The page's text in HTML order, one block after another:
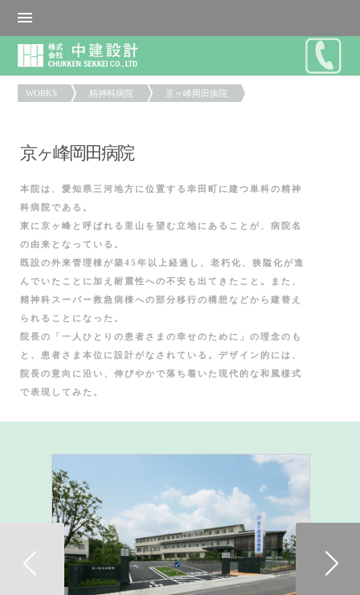
WORKS 精神科病院 京ヶ峰岡田病院
京ヶ峰岡田病院
本院は、愛知県三河地方に位置する幸田町に建つ単科の精神
科病院である。
東に京ヶ峰と呼ばれる里山を望む立地にあることが、病院名
の由来となっている。
既設の外来管理棟が築45年以上経過し、老朽化、狭隘化が進
んでいたことに加え耐震性への不安も出てきたこと。また、
精神科スーパー救急病棟への部分移行の構想などから建替え
られることになった。
院長の「一人ひとりの患者さまの幸せのために」の理念のも
と、患者さま本位に設計がなされている。デザイン的には、
院長の意向に沿い、伸びやかで落ち着いた現代的な和風様式
で表現してみた。
Previous